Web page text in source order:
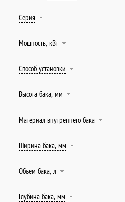
Серия
Мощность, кВт
Способ установки
Высота бака, мм
Материал внутреннего бака
Ширина бака, мм
Объем бака, л
Глубина бака, мм